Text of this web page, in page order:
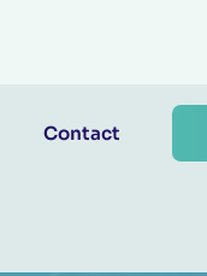
Contact